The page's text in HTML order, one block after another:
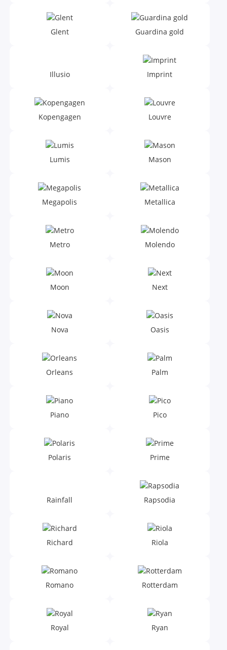
Glent Guardina gold
Illusio Imprint
Kopengagen Louvre
Lumis Mason
Megapolis Metallica
Metro Molendo
Moon Next
Nova Oasis
Orleans Palm
Piano Pico
Polaris Prime
Rainfall Rapsodia
Richard Riola
Romano Rotterdam
Royal Ryan